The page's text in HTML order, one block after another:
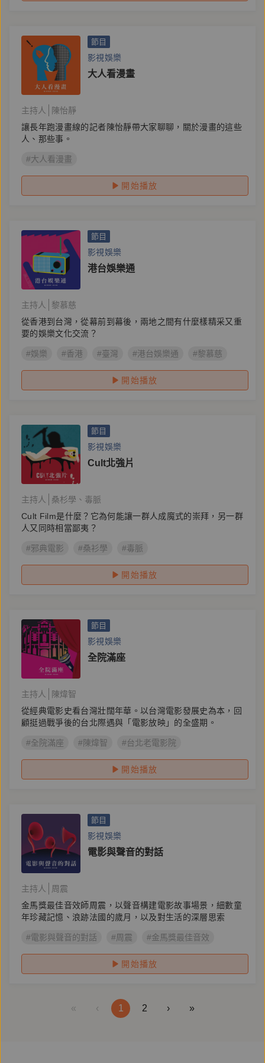
節目
影視娛樂
大人看漫畫
主持人
陳怡靜
讓長年跑漫畫線的記者陳怡靜帶大家聊聊，關於漫畫的這些
人、那些事。
#大人看漫畫
開始播放
節目
影視娛樂
港台娛樂通
主持人
黎慕慈
從香港到台灣，從幕前到幕後，兩地之間有什麼樣精采又重
要的娛樂文化交流？
#娛樂 #香港 #臺灣 #港台娛樂通 #黎慕慈
開始播放
節目
影視娛樂
Cult北強片
主持人 桑杉學
毒脈
Cult Film是什麼？它為何能讓一群人成魔式的崇拜，另一群
人又同時相當鄙夷？
#邪典電影 #桑衫學 #毒脈
開始播放
節目
影視娛樂
全院滿座
主持人
陳煒智
從經典電影史看台灣壯闊年華。以台灣電影發展史為本，回
顧挺過戰爭後的台北際遇與「電影放映」的全盛期。
#全院滿座 #陳煒智 #台北老電影院
開始播放
節目
影視娛樂
電影與聲音的對話
主持人
周震
金馬獎最佳音效師周震，以聲音構建電影故事場景，細數童
年珍藏記憶、浪跡法國的歲月，以及對生活的深層思索
#電影與聲音的對話 #周震 #金馬獎最佳音效
開始播放
« ‹ 1 2 › »